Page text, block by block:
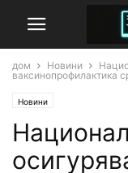
дом Новини
ваксинопрофилактика
Новини